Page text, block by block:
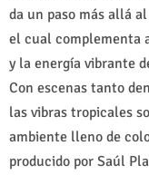
da un paso más allá
el cual complementa
y la energía vibrante
Con escenas tanto
las vibras tropicales
ambiente lleno de
producido por Saúl